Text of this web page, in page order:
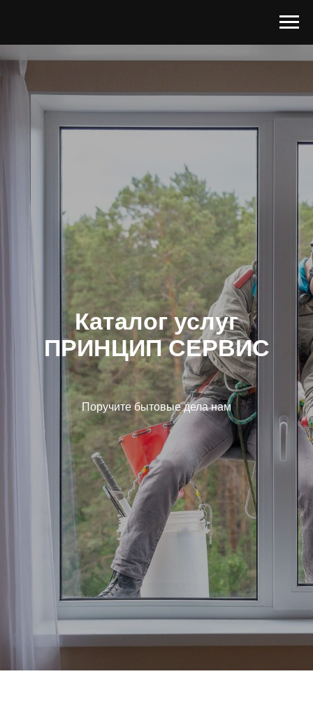
Каталог услуг
ПРИНЦИП СЕРВИС
Поручите бытовые дела нам